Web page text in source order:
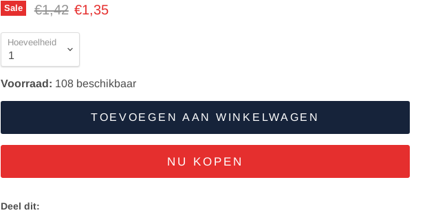
Sale Oorspronkelijke prijs
€1,42 Huidige prijs
€1,35
Hoeveelheid
Voorraad: 108beschikbaar
TOEVOEGEN AAN WINKELWAGEN
NU KOPEN
Deel dit: